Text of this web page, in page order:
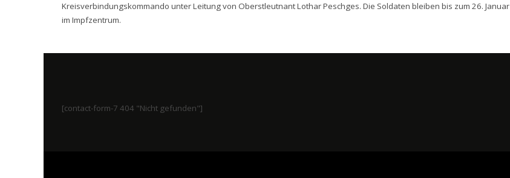
Kreisverbindungskommando unter Leitung von Oberstleutnant Lothar Peschges. Die Soldaten bleiben bis zum 26. Januar
im Impfzentrum.
[contact-form-7 404 "Nicht gefunden"]